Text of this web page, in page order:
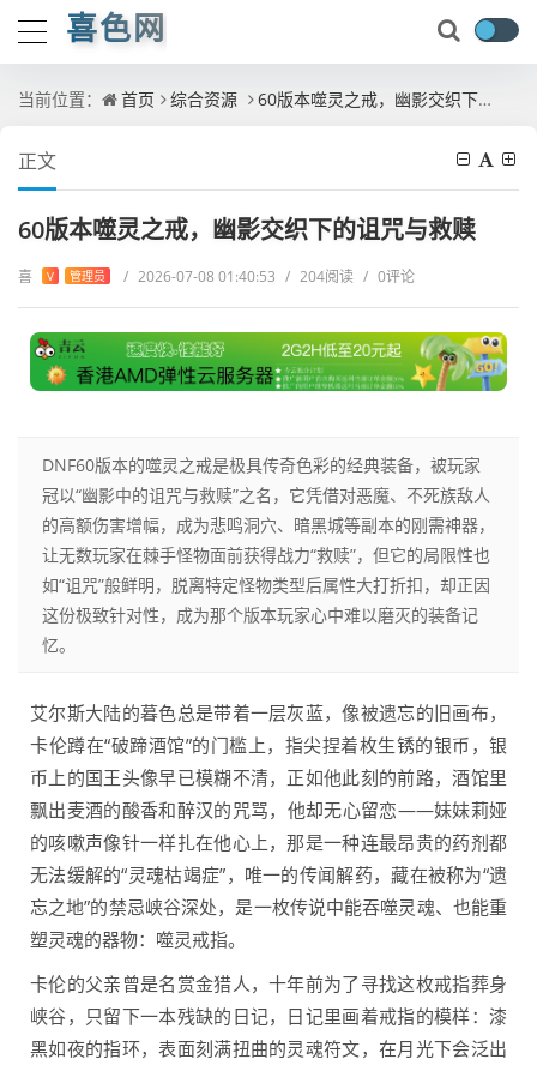
喜色网
当前位置： 首页 综合资源 60版本噬灵之戒，幽影交织下的诅咒与救赎
正文
60版本噬灵之戒，幽影交织下的诅咒与救赎
喜 V 管理员 / 2026-07-08 01:40:53 / 204阅读 / 0评论
DNF60版本的噬灵之戒是极具传奇色彩的经典装备，被玩家
冠以“幽影中的诅咒与救赎”之名，它凭借对恶魔、不死族敌人
的高额伤害增幅，成为悲鸣洞穴、暗黑城等副本的刚需神器，
让无数玩家在棘手怪物面前获得战力“救赎”，但它的局限性也
如“诅咒”般鲜明，脱离特定怪物类型后属性大打折扣，却正因
这份极致针对性，成为那个版本玩家心中难以磨灭的装备记
忆。
艾尔斯大陆的暮色总是带着一层灰蓝，像被遗忘的旧画布，
卡伦蹲在“破蹄酒馆”的门槛上，指尖捏着枚生锈的银币，银
币上的国王头像早已模糊不清，正如他此刻的前路，酒馆里
飘出麦酒的酸香和醉汉的咒骂，他却无心留恋——妹妹莉娅
的咳嗽声像针一样扎在他心上，那是一种连最昂贵的药剂都
无法缓解的“灵魂枯竭症”，唯一的传闻解药，藏在被称为“遗
忘之地”的禁忌峡谷深处，是一枚传说中能吞噬灵魂、也能重
塑灵魂的器物：噬灵戒指。
卡伦的父亲曾是名赏金猎人，十年前为了寻找这枚戒指葬身
峡谷，只留下一本残缺的日记，日记里画着戒指的模样：漆
黑如夜的指环，表面刻满扭曲的灵魂符文，在月光下会泛出